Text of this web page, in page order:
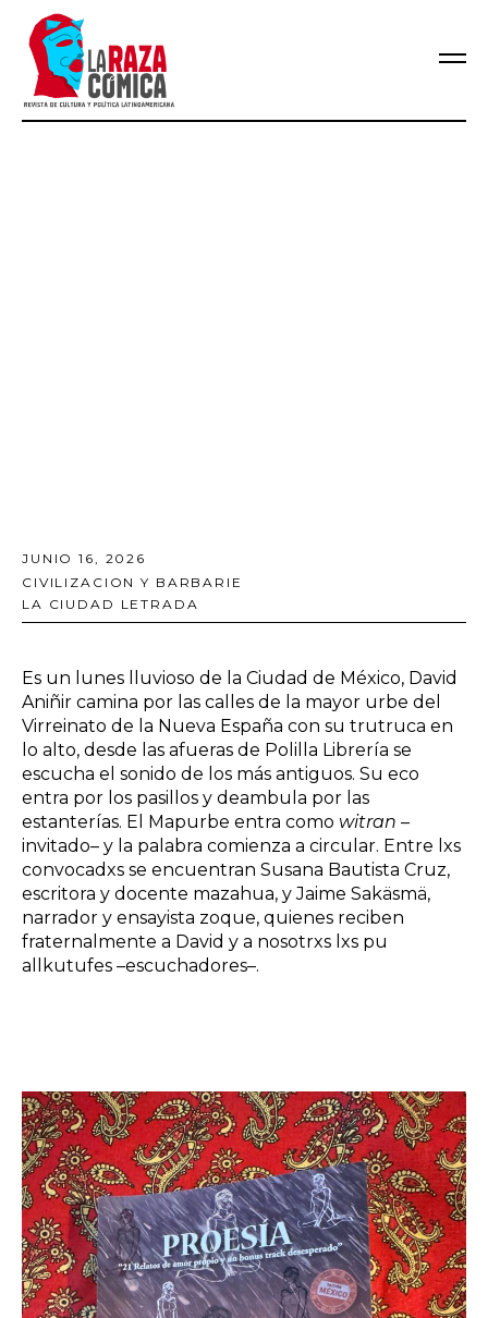
JUNIO 16, 2026
CIVILIZACION Y BARBARIE
LA CIUDAD LETRADA
Es un lunes lluvioso de la Ciudad de México, David
Aniñir camina por las calles de la mayor urbe del
Virreinato de la Nueva España con su trutruca en
lo alto, desde las afueras de Polilla Librería se
escucha el sonido de los más antiguos. Su eco
entra por los pasillos y deambula por las
estanterías. El Mapurbe entra como witran –
invitado– y la palabra comienza a circular. Entre lxs
convocadxs se encuentran Susana Bautista Cruz,
escritora y docente mazahua, y Jaime Sakäsmä,
narrador y ensayista zoque, quienes reciben
fraternalmente a David y a nosotrxs lxs pu
allkutufes –escuchadores–.